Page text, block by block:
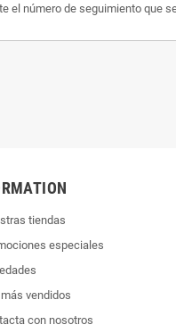
número de seguimiento que
tiendas
especiales
vendidos
con nosotros